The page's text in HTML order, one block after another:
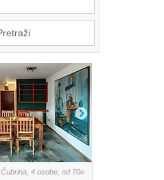
Čubrina, 4 osobe, od 70e